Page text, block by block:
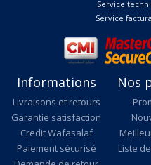
Service
Service
Informations
Livraisons et retours
Garantie satisfaction
Credit Wafasalaf
Paiement sécurisé
Nos
Liste